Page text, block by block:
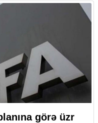
görə üzr